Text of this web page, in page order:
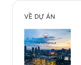
VỀ DỰ ÁN